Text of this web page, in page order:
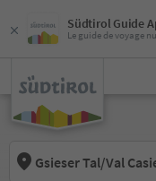
Südtirol Guide
Le guide de voyage
Gsieser Tal/Val